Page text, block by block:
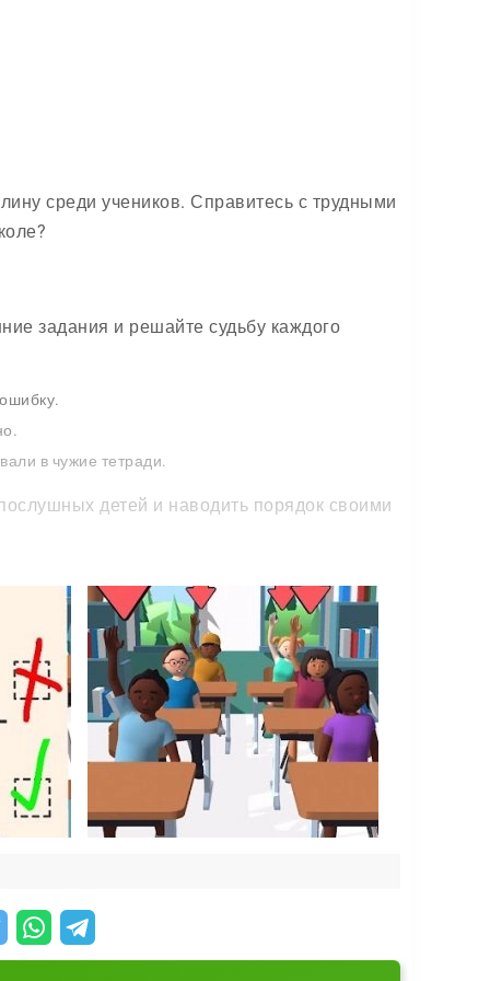
среди учеников. Справитесь с трудными
задания и решайте судьбу каждого
в чужие тетради.
детей и наводить порядок своими
и решить проблему прямо на месте.
преподавателем.
по школьной лестнице.
для роста. А там, глядишь, можно